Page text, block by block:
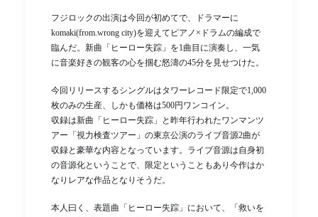
フジロックの出演は今回が初めてで、ドラマーに
komaki(from.wrong city)を迎えてピアノ×ドラムの編成で
臨んだ。新曲「ヒーロー失踪」を1曲目に演奏し、一気
に音楽好きの観客の心を掴む怒濤の45分を見せつけた。
今回リリースするシングルはタワーレコード限定で1,000
枚のみの生産、しかも価格は500円ワンコイン。
収録は新曲「ヒーロー失踪」と昨年行われたワンマンツ
アー「視力検査ツアー」の東京公演のライブ音源2曲が
収録と豪華な内容となっています。ライブ音源は自身初
の音源化ということで、限定ということもあり今作はか
なりレアな作品となりそうだ。
本人曰く、表題曲「ヒーロー失踪」において、「救いを